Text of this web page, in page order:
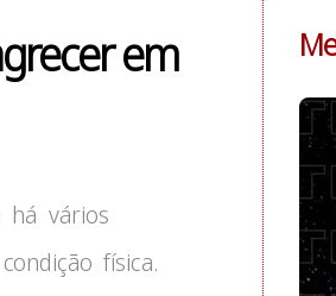
em
há vários
física.